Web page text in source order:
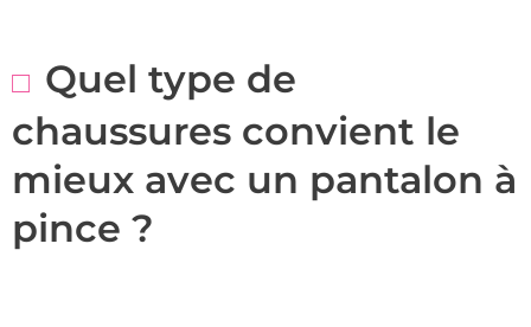
Quel type de
chaussures convient le
mieux avec un pantalon à
pince ?